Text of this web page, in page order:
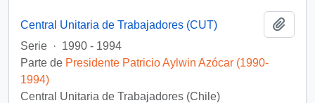
Central Unitaria de Trabajadores (CUT)
Serie · 1990 - 1994
Parte de Presidente Patricio Aylwin Azócar (1990-
1994)
Central Unitaria de Trabajadores (Chile)